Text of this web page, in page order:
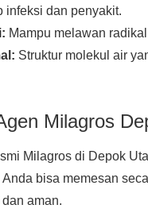
infeksi dan penyakit.
Mampu melawan
Struktur molekul air
Milagros
Milagros di Depok
bisa memesan
aman.